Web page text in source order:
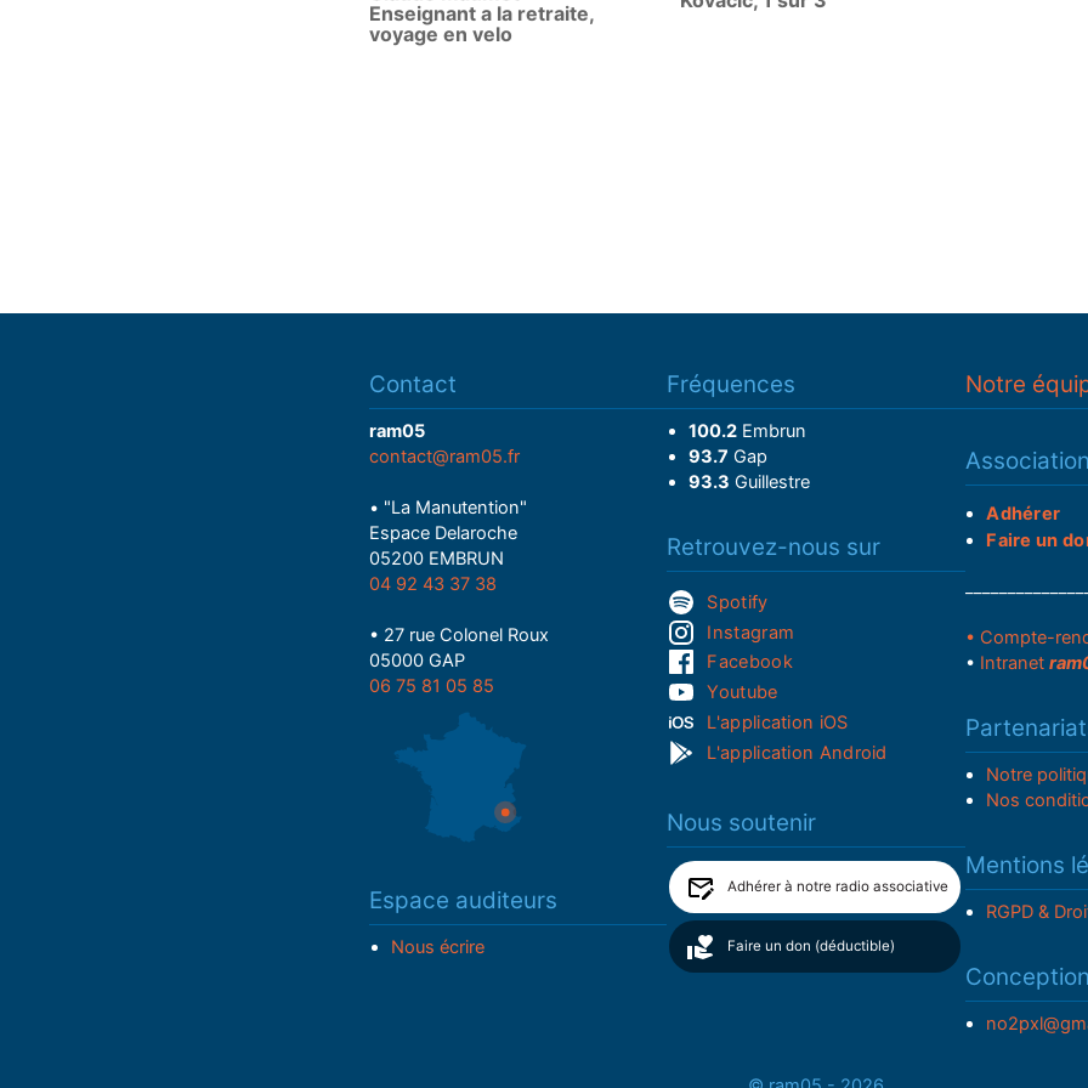
Enseignant a la retraite,
voyage en velo
Contact
ram05
contact@ram05.fr
• "La Manutention"
Espace Delaroche
05200 EMBRUN
04 92 43 37 38
• 27 rue Colonel Roux
05000 GAP
06 75 81 05 85
Espace auditeurs
Nous écrire
Fréquences
100.2Embrun
93.7 Gap
93.3 Guillestre
Retrouvez-nous sur
Spotify
Instagram
Facebook
Youtube
L'application iOS
L'application Android
Nous soutenir
Adhérer à notre radio associative
Faire un don (déductible)
Notre
Association
Adhérer
Faire un
• Compte-
• Intranet
Notre
Nos
Mentions
RGPD &